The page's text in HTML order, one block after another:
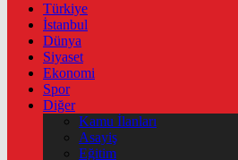
Türkiye
İstanbul
Dünya
Siyaset
Ekonomi
Spor
Diğer
Kamu İlanları
Asayiş
Eğitim